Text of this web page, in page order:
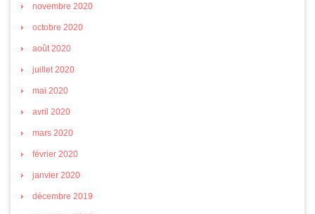
novembre 2020
octobre 2020
août 2020
juillet 2020
mai 2020
avril 2020
mars 2020
février 2020
janvier 2020
décembre 2019